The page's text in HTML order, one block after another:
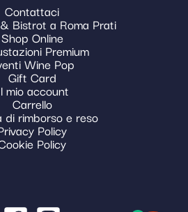
Contattaci
Bistrot a Roma Prati
Shop Online
Premium
Wine Pop
Gift Card
mio account
Carrello
di rimborso e reso
Policy
Policy